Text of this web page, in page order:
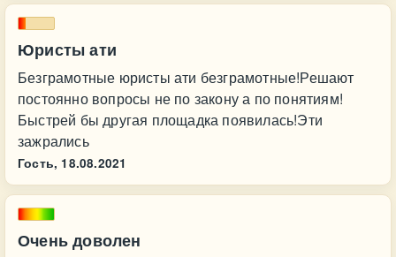
Юристы ати
Безграмотные юристы ати безграмотные!Решают
постоянно вопросы не по закону а по понятиям!
Быстрей бы другая площадка появилась!Эти
зажрались
Гость, 18.08.2021
Очень доволен